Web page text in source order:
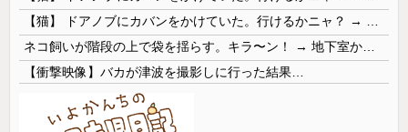
【衝撃映像】バカが津波を撮影しに行った結果…